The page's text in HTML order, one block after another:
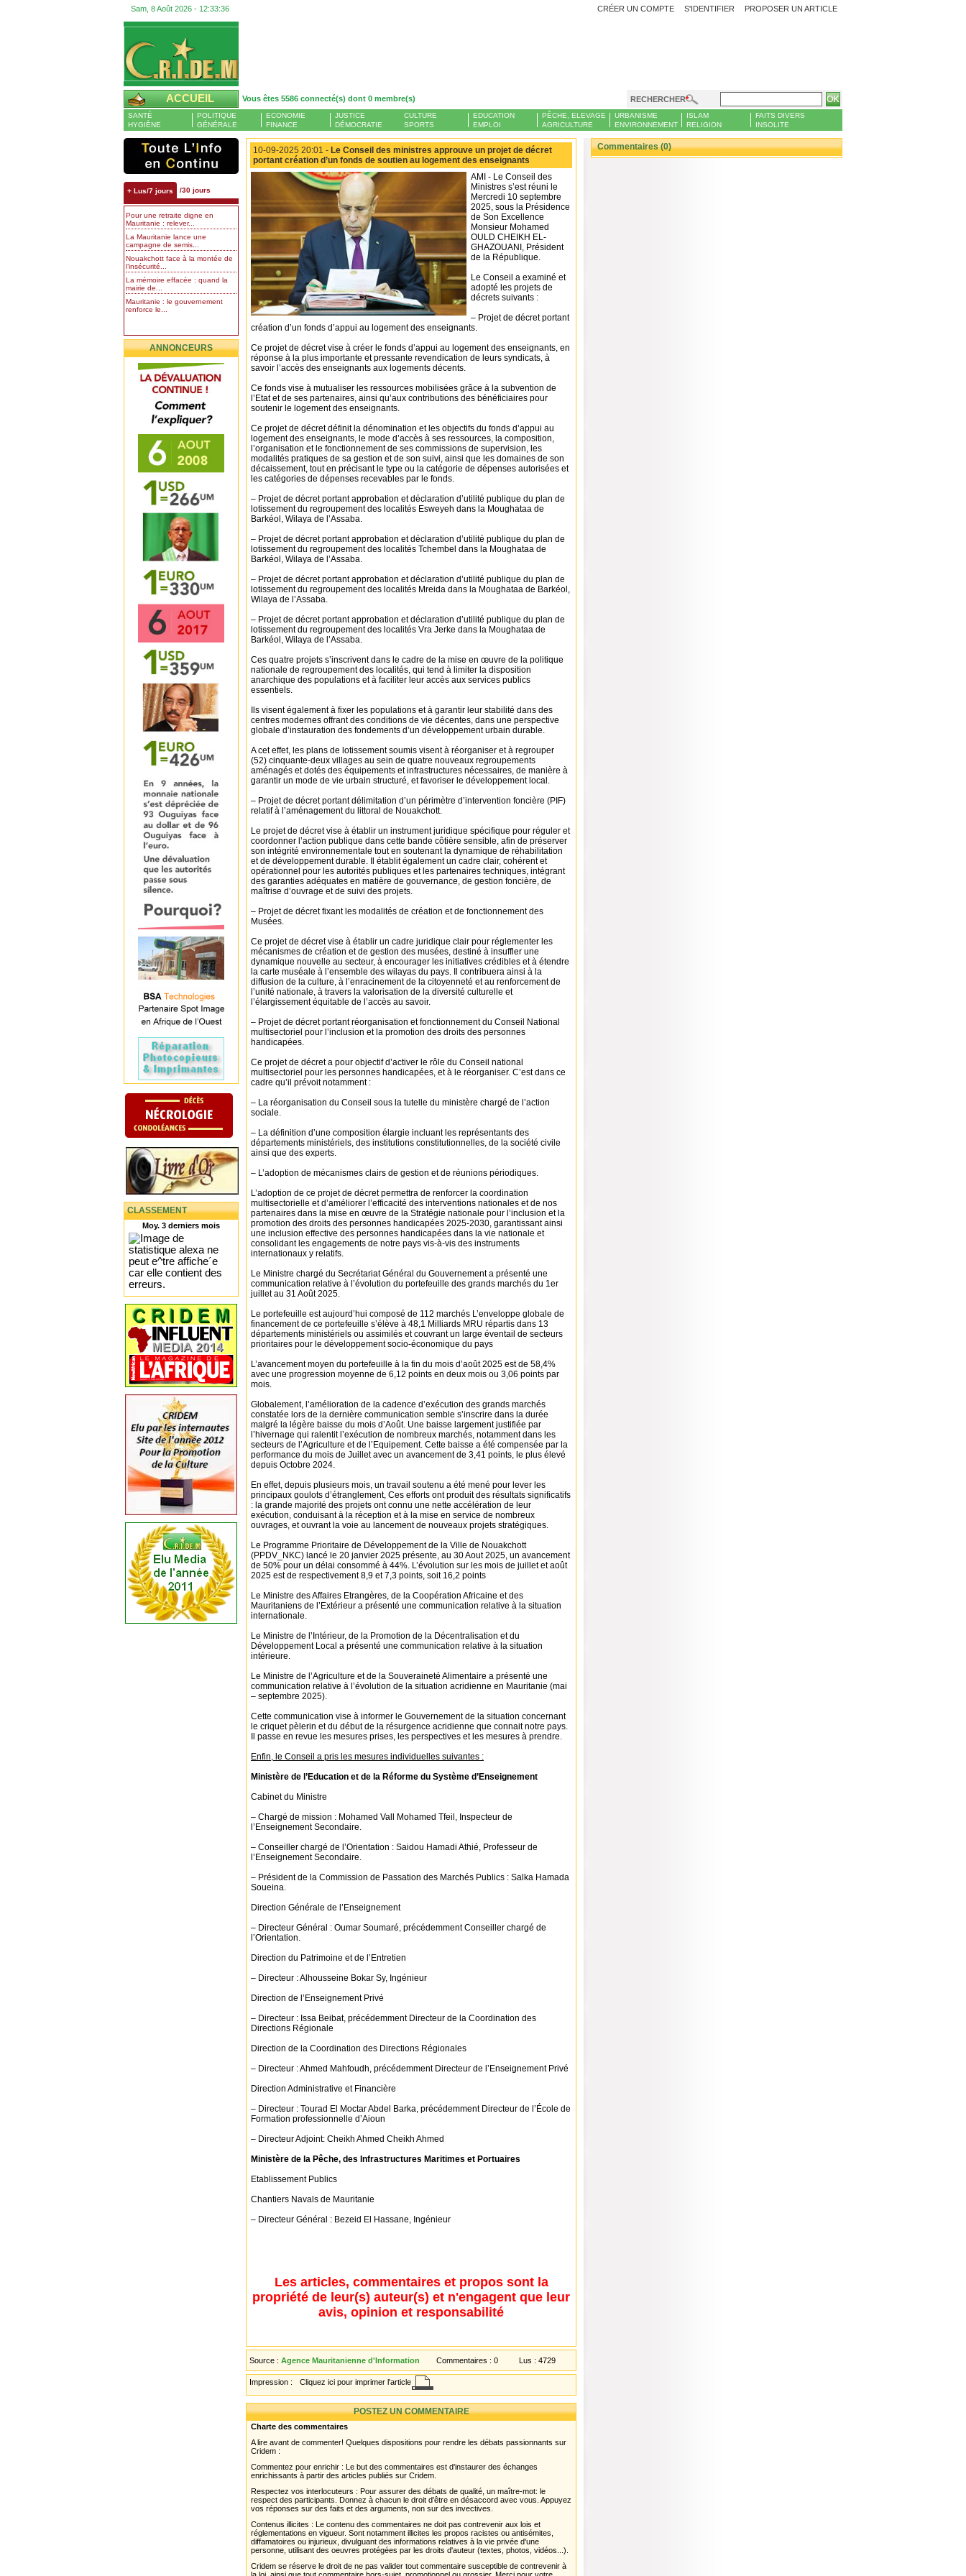
Sam, 8 Août 2026 - 12:33:37 PROPOSER UN ARTICLE
CRÉER UN COMPTE S'IDENTIFIER
ACCUEIL Vous êtes 5586 connecté(s) dont 0 membre(s) RECHERCHER
SANTÉ
HYGIÈNE
POLITIQUE
GÉNÉRALE
ECONOMIE
FINANCE
JUSTICE
DÉMOCRATIE
CULTURE
SPORTS
EDUCATION
EMPLOI
PÊCHE, ELEVAGE
AGRICULTURE
URBANISME
ENVIRONNEMENT
ISLAM
RELIGION
FAITS DIVERS
INSOLITE
+ Lus/7 jours /30 jours
Pour une retraite digne en
Mauritanie : relever...
La Mauritanie lance une
campagne de semis...
Nouakchott face à la montée de
l’insécurité...
La mémoire effacée : quand la
mairie de...
Mauritanie : le gouvernement
renforce le...
ANNONCEURS
CLASSEMENT
Moy. 3 derniers mois
10-09-2025 20:01 - Le Conseil des ministres approuve un projet de décret
portant création d’un fonds de soutien au logement des enseignants
AMI - Le Conseil des
Ministres s’est réuni le
Mercredi 10 septembre
2025, sous la Présidence
de Son Excellence
Monsieur Mohamed
OULD CHEIKH EL-
GHAZOUANI, Président
de la République.
Le Conseil a examiné et
adopté les projets de
décrets suivants :
– Projet de décret portant
création d’un fonds d’appui au logement des enseignants.
Ce projet de décret vise à créer le fonds d’appui au logement des enseignants, en
réponse à la plus importante et pressante revendication de leurs syndicats, à
savoir l’accès des enseignants aux logements décents.
Ce fonds vise à mutualiser les ressources mobilisées grâce à la subvention de
l’Etat et de ses partenaires, ainsi qu’aux contributions des bénéficiaires pour
soutenir le logement des enseignants.
Ce projet de décret définit la dénomination et les objectifs du fonds d’appui au
logement des enseignants, le mode d’accès à ses ressources, la composition,
l’organisation et le fonctionnement de ses commissions de supervision, les
modalités pratiques de sa gestion et de son suivi, ainsi que les domaines de son
décaissement, tout en précisant le type ou la catégorie de dépenses autorisées et
les catégories de dépenses recevables par le fonds.
– Projet de décret portant approbation et déclaration d’utilité publique du plan de
lotissement du regroupement des localités Esweyeh dans la Moughataa de
Barkéol, Wilaya de l’Assaba.
– Projet de décret portant approbation et déclaration d’utilité publique du plan de
lotissement du regroupement des localités Tchembel dans la Moughataa de
Barkéol, Wilaya de l’Assaba.
– Projet de décret portant approbation et déclaration d’utilité publique du plan de
lotissement du regroupement des localités Mreida dans la Moughataa de Barkéol,
Wilaya de l’Assaba.
– Projet de décret portant approbation et déclaration d’utilité publique du plan de
lotissement du regroupement des localités Vra Jerke dans la Moughataa de
Barkéol, Wilaya de l’Assaba.
Ces quatre projets s’inscrivent dans le cadre de la mise en œuvre de la politique
nationale de regroupement des localités, qui tend à limiter la disposition
anarchique des populations et à faciliter leur accès aux services publics
essentiels.
Ils visent également à fixer les populations et à garantir leur stabilité dans des
centres modernes offrant des conditions de vie décentes, dans une perspective
globale d’instauration des fondements d’un développement urbain durable.
A cet effet, les plans de lotissement soumis visent à réorganiser et à regrouper
(52) cinquante-deux villages au sein de quatre nouveaux regroupements
aménagés et dotés des équipements et infrastructures nécessaires, de manière à
garantir un mode de vie urbain structuré, et favoriser le développement local.
– Projet de décret portant délimitation d’un périmètre d’intervention foncière (PIF)
relatif à l’aménagement du littoral de Nouakchott.
Le projet de décret vise à établir un instrument juridique spécifique pour réguler et
coordonner l’action publique dans cette bande côtière sensible, afin de préserver
son intégrité environnementale tout en soutenant la dynamique de réhabilitation
et de développement durable. Il établit également un cadre clair, cohérent et
opérationnel pour les autorités publiques et les partenaires techniques, intégrant
des garanties adéquates en matière de gouvernance, de gestion foncière, de
maîtrise d’ouvrage et de suivi des projets.
– Projet de décret fixant les modalités de création et de fonctionnement des
Musées.
Ce projet de décret vise à établir un cadre juridique clair pour réglementer les
mécanismes de création et de gestion des musées, destiné à insuffler une
dynamique nouvelle au secteur, à encourager les initiatives crédibles et à étendre
la carte muséale à l’ensemble des wilayas du pays. Il contribuera ainsi à la
diffusion de la culture, à l’enracinement de la citoyenneté et au renforcement de
l’unité nationale, à travers la valorisation de la diversité culturelle et
l’élargissement équitable de l’accès au savoir.
– Projet de décret portant réorganisation et fonctionnement du Conseil National
multisectoriel pour l’inclusion et la promotion des droits des personnes
handicapées.
Ce projet de décret a pour objectif d’activer le rôle du Conseil national
multisectoriel pour les personnes handicapées, et à le réorganiser. C’est dans ce
cadre qu’il prévoit notamment :
– La réorganisation du Conseil sous la tutelle du ministère chargé de l’action
sociale.
– La définition d’une composition élargie incluant les représentants des
départements ministériels, des institutions constitutionnelles, de la société civile
ainsi que des experts.
– L’adoption de mécanismes clairs de gestion et de réunions périodiques.
L’adoption de ce projet de décret permettra de renforcer la coordination
multisectorielle et d’améliorer l’efficacité des interventions nationales et de nos
partenaires dans la mise en œuvre de la Stratégie nationale pour l’inclusion et la
promotion des droits des personnes handicapées 2025-2030, garantissant ainsi
une inclusion effective des personnes handicapées dans la vie nationale et
consolidant les engagements de notre pays vis-à-vis des instruments
internationaux y relatifs.
Le Ministre chargé du Secrétariat Général du Gouvernement a présenté une
communication relative à l’évolution du portefeuille des grands marchés du 1er
juillet au 31 Août 2025.
Le portefeuille est aujourd’hui composé de 112 marchés L’enveloppe globale de
financement de ce portefeuille s’élève à 48,1 Milliards MRU répartis dans 13
départements ministériels ou assimilés et couvrant un large éventail de secteurs
prioritaires pour le développement socio-économique du pays
L’avancement moyen du portefeuille à la fin du mois d’août 2025 est de 58,4%
avec une progression moyenne de 6,12 points en deux mois ou 3,06 points par
mois.
Globalement, l’amélioration de la cadence d’exécution des grands marchés
constatée lors de la dernière communication semble s’inscrire dans la durée
malgré la légère baisse du mois d’Août. Une baisse largement justifiée par
l’hivernage qui ralentit l’exécution de nombreux marchés, notamment dans les
secteurs de l’Agriculture et de l’Equipement. Cette baisse a été compensée par la
performance du mois de Juillet avec un avancement de 3,41 points, le plus élevé
depuis Octobre 2024.
En effet, depuis plusieurs mois, un travail soutenu a été mené pour lever les
principaux goulots d’étranglement, Ces efforts ont produit des résultats significatifs
: la grande majorité des projets ont connu une nette accélération de leur
exécution, conduisant à la réception et à la mise en service de nombreux
ouvrages, et ouvrant la voie au lancement de nouveaux projets stratégiques.
Le Programme Prioritaire de Développement de la Ville de Nouakchott
(PPDV_NKC) lancé le 20 janvier 2025 présente, au 30 Aout 2025, un avancement
de 50% pour un délai consommé à 44%. L’évolution sur les mois de juillet et août
2025 est de respectivement 8,9 et 7,3 points, soit 16,2 points
Le Ministre des Affaires Etrangères, de la Coopération Africaine et des
Mauritaniens de l’Extérieur a présenté une communication relative à la situation
internationale.
Le Ministre de l’Intérieur, de la Promotion de la Décentralisation et du
Développement Local a présenté une communication relative à la situation
intérieure.
Le Ministre de l’Agriculture et de la Souveraineté Alimentaire a présenté une
communication relative à l’évolution de la situation acridienne en Mauritanie (mai
– septembre 2025).
Cette communication vise à informer le Gouvernement de la situation concernant
le criquet pèlerin et du début de la résurgence acridienne que connait notre pays.
Il passe en revue les mesures prises, les perspectives et les mesures à prendre.
Enfin, le Conseil a pris les mesures individuelles suivantes :
Ministère de l’Education et de la Réforme du Système d’Enseignement
Cabinet du Ministre
– Chargé de mission : Mohamed Vall Mohamed Tfeil, Inspecteur de
l’Enseignement Secondaire.
– Conseiller chargé de l’Orientation : Saidou Hamadi Athié, Professeur de
l’Enseignement Secondaire.
– Président de la Commission de Passation des Marchés Publics : Salka Hamada
Soueina.
Direction Générale de l’Enseignement
– Directeur Général : Oumar Soumaré, précédemment Conseiller chargé de
l’Orientation.
Direction du Patrimoine et de l’Entretien
– Directeur : Alhousseine Bokar Sy, Ingénieur
Direction de l’Enseignement Privé
– Directeur : Issa Beibat, précédemment Directeur de la Coordination des
Directions Régionale
Direction de la Coordination des Directions Régionales
– Directeur : Ahmed Mahfoudh, précédemment Directeur de l’Enseignement Privé
Direction Administrative et Financière
– Directeur : Tourad El Moctar Abdel Barka, précédemment Directeur de l’École de
Formation professionnelle d’Aioun
– Directeur Adjoint: Cheikh Ahmed Cheikh Ahmed
Ministère de la Pêche, des Infrastructures Maritimes et Portuaires
Etablissement Publics
Chantiers Navals de Mauritanie
– Directeur Général : Bezeid El Hassane, Ingénieur
Les articles, commentaires et propos sont la
propriété de leur(s) auteur(s) et n'engagent que leur
avis, opinion et responsabilité
Source : Agence Mauritanienne d'Information Commentaires : 0 Lus : 4729
Impression : Cliquez ici pour imprimer l'article
POSTEZ UN COMMENTAIRE
Charte des commentaires
A lire avant de commenter! Quelques dispositions pour rendre les débats passionnants sur
Cridem :
Commentez pour enrichir : Le but des commentaires est d'instaurer des échanges
enrichissants à partir des articles publiés sur Cridem.
Respectez vos interlocuteurs : Pour assurer des débats de qualité, un maître-mot: le
respect des participants. Donnez à chacun le droit d'être en désaccord avec vous. Appuyez
vos réponses sur des faits et des arguments, non sur des invectives.
Contenus illicites : Le contenu des commentaires ne doit pas contrevenir aux lois et
réglementations en vigueur. Sont notamment illicites les propos racistes ou antisémites,
diffamatoires ou injurieux, divulguant des informations relatives à la vie privée d'une
personne, utilisant des oeuvres protégées par les droits d'auteur (textes, photos, vidéos...).
Cridem se réserve le droit de ne pas valider tout commentaire susceptible de contrevenir à
Commentaires (0)